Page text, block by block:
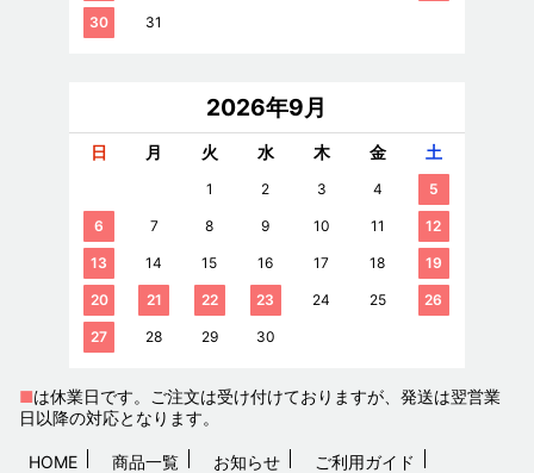
30 31
2026年9月
日 月 火 水 木 金 土
1 2 3 4 5
6 7 8 9 10 11 12
13 14 15 16 17 18 19
20 21 22 23 24 25 26
27 28 29 30
■は休業日です。ご注文は受け付けておりますが、発送は翌営業
日以降の対応となります。
HOME 商品一覧 お知らせ ご利用ガイド